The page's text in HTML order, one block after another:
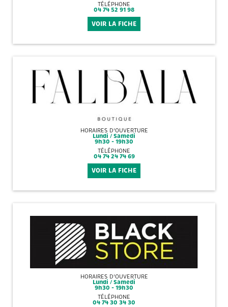
TÉLÉPHONE
04 74 52 91 98
VOIR LA FICHE
HORAIRES D'OUVERTURE
Lundi / Samedi
9h30 - 19h30
TÉLÉPHONE
04 74 24 74 69
VOIR LA FICHE
HORAIRES D'OUVERTURE
Lundi / Samedi
9h30 - 19h30
TÉLÉPHONE
04 74 30 34 30